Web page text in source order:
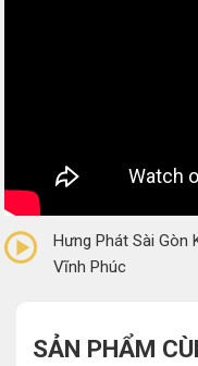
(0 Reviews)
Hưng Phát Sài Gòn
Vĩnh Phúc
SẢN PHẨM